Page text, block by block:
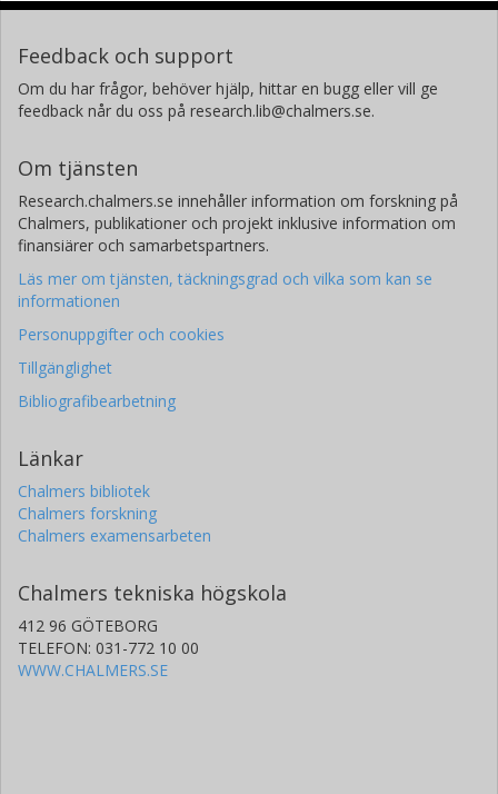
Feedback och support
Om du har frågor, behöver hjälp, hittar en bugg eller vill ge
feedback når du oss på research.lib@chalmers.se.
Om tjänsten
Research.chalmers.se innehåller information om forskning på
Chalmers, publikationer och projekt inklusive information om
finansiärer och samarbetspartners.
Läs mer om tjänsten, täckningsgrad och vilka som kan se
informationen
Personuppgifter och cookies
Tillgänglighet
Bibliografibearbetning
Länkar
Chalmers bibliotek
Chalmers forskning
Chalmers examensarbeten
Chalmers tekniska högskola
412 96 GÖTEBORG
TELEFON: 031-772 10 00
WWW.CHALMERS.SE